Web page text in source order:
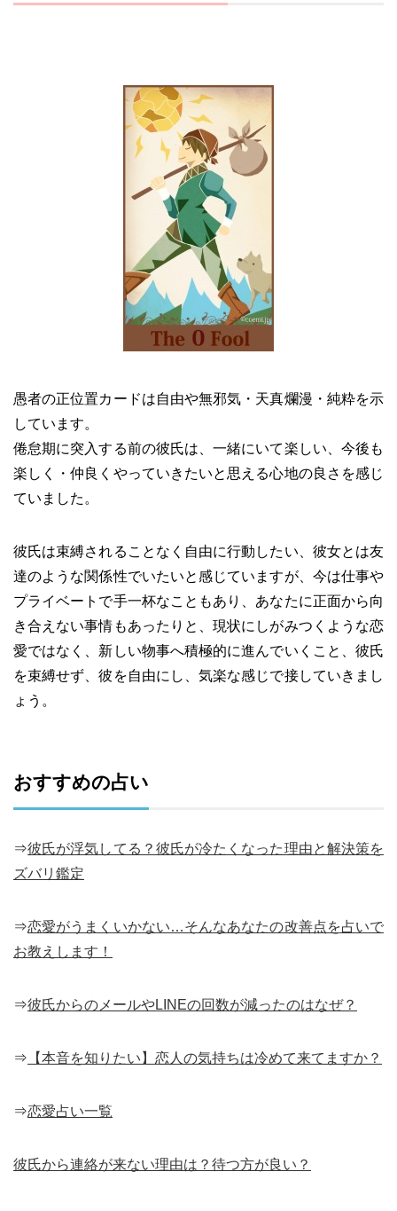
愚者の正位置カードは自由や無邪気・天真爛漫・純粋を示
しています。
倦怠期に突入する前の彼氏は、一緒にいて楽しい、今後も
楽しく・仲良くやっていきたいと思える心地の良さを感じ
ていました。
彼氏は束縛されることなく自由に行動したい、彼女とは友
達のような関係性でいたいと感じていますが、今は仕事や
プライベートで手一杯なこともあり、あなたに正面から向
き合えない事情もあったりと、現状にしがみつくような恋
愛ではなく、新しい物事へ積極的に進んでいくこと、彼氏
を束縛せず、彼を自由にし、気楽な感じで接していきまし
ょう。
おすすめの占い
⇒彼氏が浮気してる？彼氏が冷たくなった理由と解決策を
ズバリ鑑定
⇒恋愛がうまくいかない…そんなあなたの改善点を占いで
お教えします！
⇒彼氏からのメールやLINEの回数が減ったのはなぜ？
⇒ 【本音を知りたい】恋人の気持ちは冷めて来てますか？
⇒恋愛占い一覧
彼氏から連絡が来ない理由は？待つ方が良い？